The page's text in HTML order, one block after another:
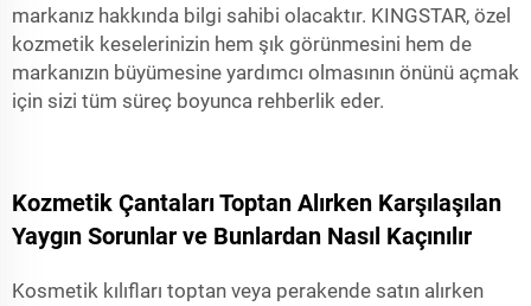
markanız hakkında bilgi sahibi olacaktır. KINGSTAR, özel
kozmetik keselerinizin hem şık görünmesini hem de
markanızın büyümesine yardımcı olmasının önünü açmak
için sizi tüm süreç boyunca rehberlik eder.
Kozmetik Çantaları Toptan Alırken Karşılaşılan
Yaygın Sorunlar ve Bunlardan Nasıl Kaçınılır
Kosmetik kılıfları toptan veya perakende satın alırken